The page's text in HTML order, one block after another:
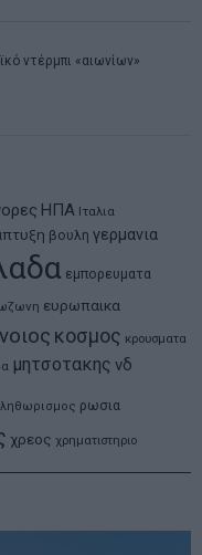
ντέρμπι «αιωνίων»
ΗΠΑ Ιταλια
βουλη γερμανια
εμπορευματα
ευρωπαικα
κοσμος κρουσματα
μητσοτακης νδ
ρωσια
χρεος χρηματιστηριο